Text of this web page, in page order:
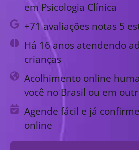
em Psicologia Clínica
+71 avaliações notas 5
Há 16 anos atendendo
crianças
Acolhimento online
você no Brasil ou em
Agende fácil e já
online